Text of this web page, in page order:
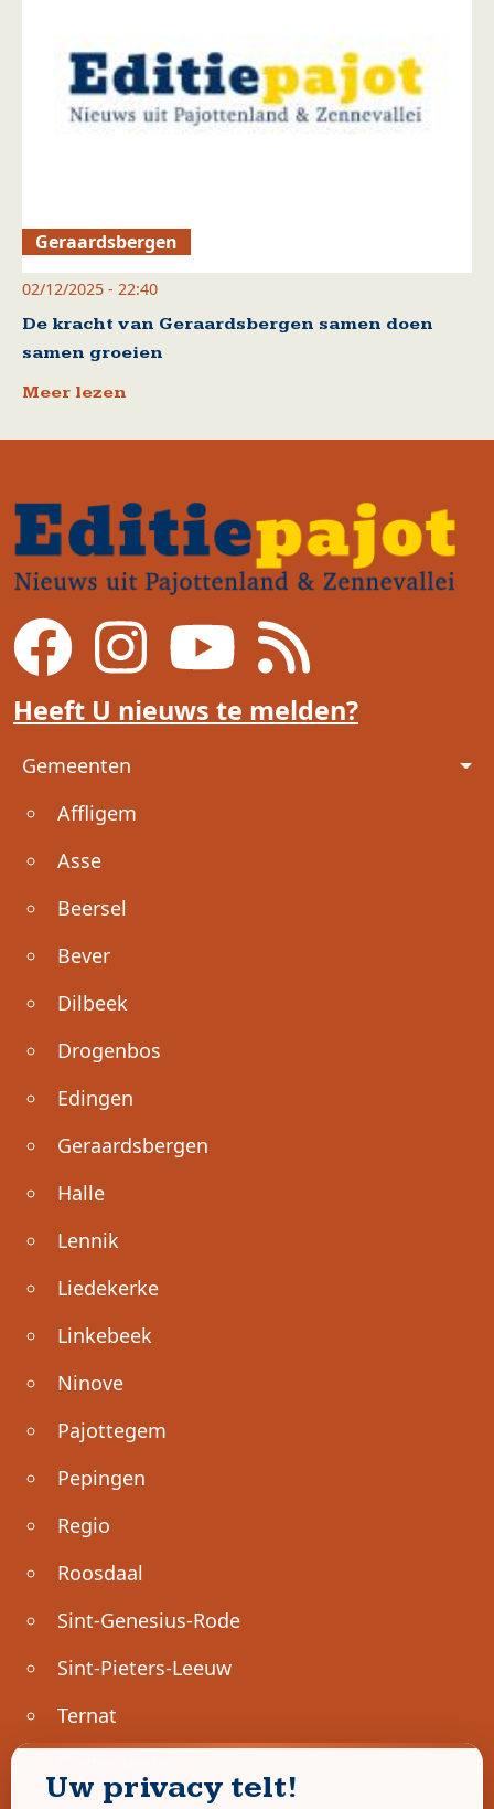
Geraardsbergen
02/12/2025 - 22:40
De kracht van Geraardsbergen samen doen
samen groeien
Meer lezen
Heeft U nieuws te melden?
Voet
Gemeenten
Affligem
Asse
Beersel
Bever
Dilbeek
Drogenbos
Edingen
Geraardsbergen
Halle
Lennik
Liedekerke
Linkebeek
Ninove
Pajottegem
Pepingen
Regio
Roosdaal
Sint-Genesius-Rode
Sint-Pieters-Leeuw
Ternat
Uw privacy telt!